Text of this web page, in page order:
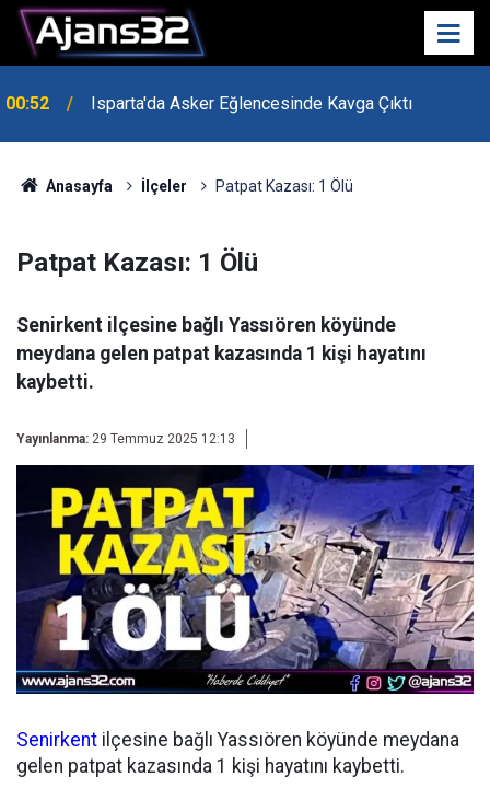
00:52 Isparta'da Asker Eğlencesinde Kavga Çıktı
Anasayfa İlçeler Patpat Kazası: 1 Ölü
Patpat Kazası: 1 Ölü
Senirkent ilçesine bağlı Yassıören köyünde
meydana gelen patpat kazasında 1 kişi hayatını
kaybetti.
Yayınlanma: 29 Temmuz 2025 12:13
Senirkent ilçesine bağlı Yassıören köyünde meydana
gelen patpat kazasında 1 kişi hayatını kaybetti.